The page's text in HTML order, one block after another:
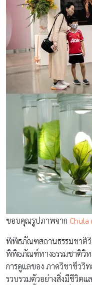
ขอบคุณรูปภาพจาก Chula
พิพิธภัณฑสถานธรรมชาติ
พิพิธภัณฑ์ทางธรรมชาติวิท
การดูแลของ ภาควิชาชีววิ
รวบรวมตัวอย่างสิ่งมีชีวิต